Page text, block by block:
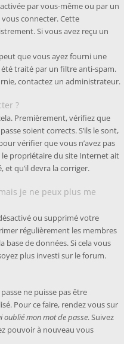
par vous-même ou par un
connecter. Cette
Si vous avez reçu un
que vous ayez fourni une
traité par un filtre anti-spam.
contactez un administrateur.
?
Premièrement, vérifiez que
soient corrects. S’ils le sont,
vérifier que vous n’avez pas
propriétaire du site Internet ait
qu’il devra la corriger.
je ne peux plus me
ou supprimé votre
régulièrement les membres
base de données. Si cela vous
plus investi sur le forum.
ne puisse pas être
Pour ce faire, rendez vous sur
oublié mon mot de passe. Suivez
pouvoir à nouveau vous